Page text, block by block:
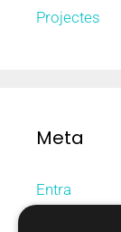
Projectes
Meta
Entra